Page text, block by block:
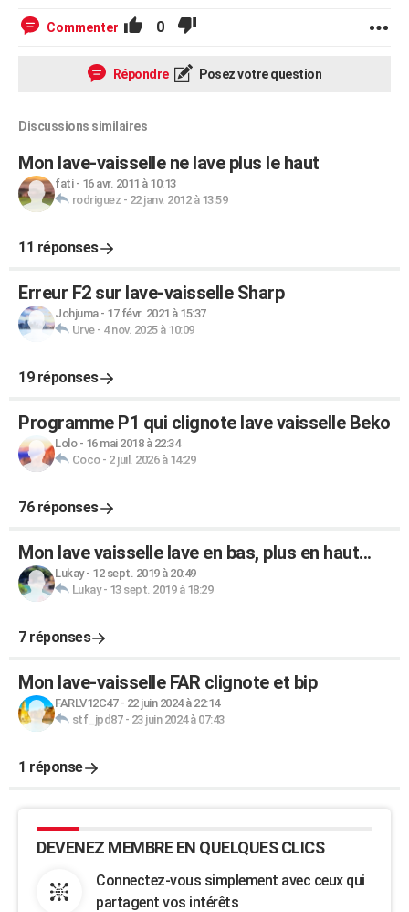
Commenter 0
Répondre Posez votre question
Discussions similaires
Mon lave-vaisselle ne lave plus le haut
fati- 16 avr. 2011 à 10:13
rodriguez - 22 janv. 2012 à 13:59
11 réponses
Erreur F2 sur lave-vaisselle Sharp
Johjuma- 17 févr. 2021 à 15:37
Urve- 4 nov. 2025 à 10:09
19 réponses
Programme P1 qui clignote lave vaisselle Beko
Lolo- 16 mai 2018 à 22:34
Coco- 2 juil. 2026 à 14:29
76 réponses
Mon lave vaisselle lave en bas, plus en haut...
Lukay- 12 sept. 2019 à 20:49
Lukay- 13 sept. 2019 à 18:29
7 réponses
Mon lave-vaisselle FAR clignote et bip
FARLV12C47- 22 juin 2024 à 22:14
stf_jpd87- 23 juin 2024 à 07:43
1 réponse
DEVENEZ MEMBRE EN QUELQUES CLICS
Connectez-vous simplement avec ceux qui
partagent vos intérêts